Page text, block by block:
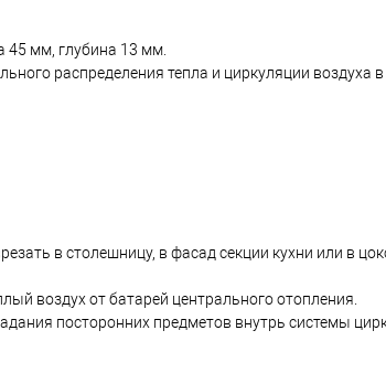
45 мм, глубина 13 мм.
распределения тепла и циркуляции воздуха
в столешницу, в фасад секции кухни или в
воздух от батарей центрального отопления.
посторонних предметов внутрь системы